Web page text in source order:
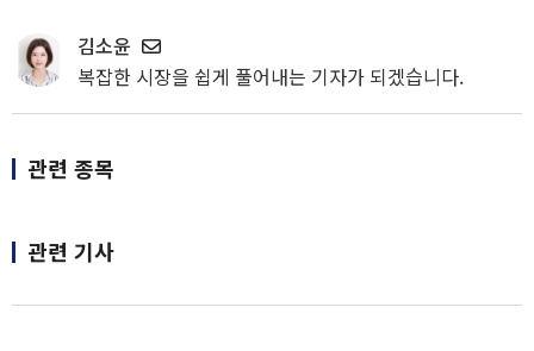
김소윤
복잡한 시장을 쉽게 풀어내는 기자가 되겠습니다.
관련 종목
관련 기사